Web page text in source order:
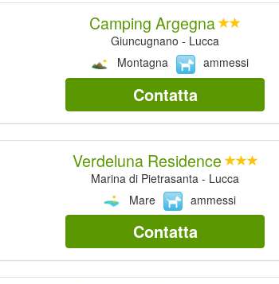
Camping Argegna
Giuncugnano - Lucca
Montagna
ammessi
Contatta
Verdeluna Residence
Marina di Pietrasanta - Lucca
Mare
ammessi
Contatta